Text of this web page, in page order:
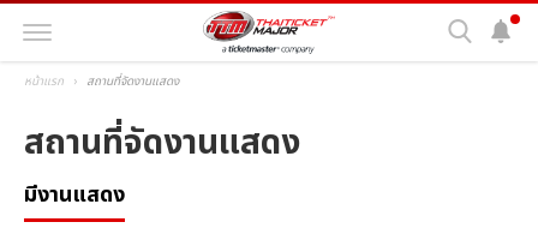
หน้าแรก สถานที่จัดงานแสดง
สถานที่จัดงานแสดง
มีงานแสดง